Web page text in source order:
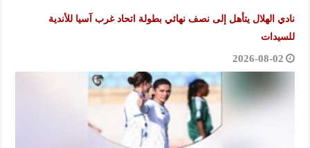
نادي الهلال يتأهل إلى نصف نهائي بطولة اتحاد غرب آسيا للأندية
للسيدات
2026-08-02